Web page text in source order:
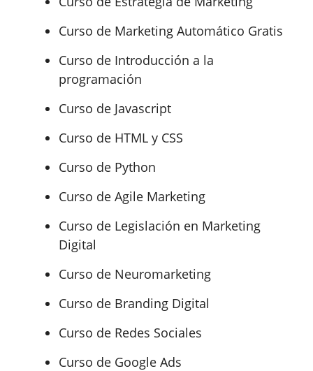
Curso de Marketing Automático Gratis
Curso de Introducción a la
programación
Curso de Javascript
Curso de HTML y CSS
Curso de Python
Curso de Agile Marketing
Curso de Legislación en Marketing
Digital
Curso de Neuromarketing
Curso de Branding Digital
Curso de Redes Sociales
Curso de Google Ads